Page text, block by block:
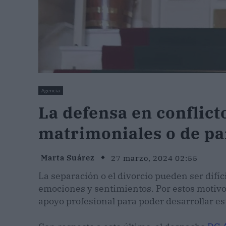
Agencia
La defensa en
matrimoniales o de
Marta Suárez 27 marzo, 2024 02:55
La separación o el divorcio pueden ser
emociones y sentimientos. Por estos
apoyo profesional para poder desarrollar